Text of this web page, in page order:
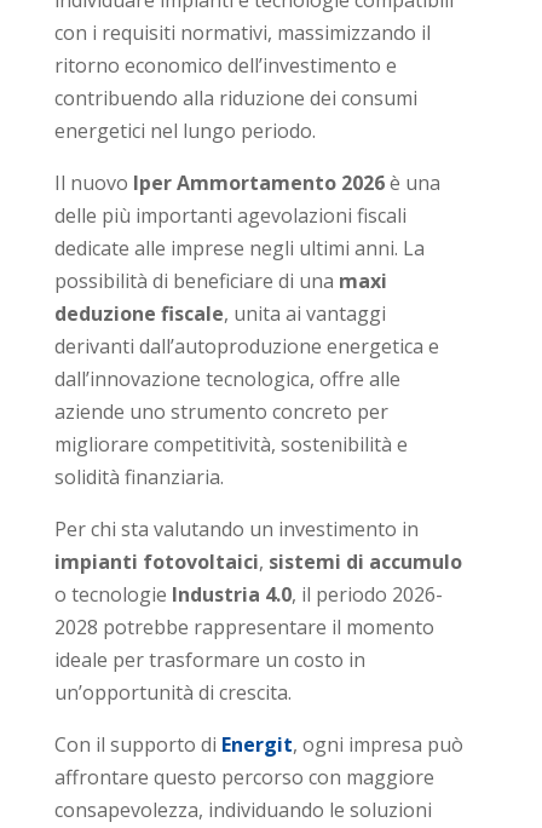
con i requisiti normativi, massimizzando il
ritorno economico dell’investimento e
contribuendo alla riduzione dei consumi
energetici nel lungo periodo.
Il nuovo Iper Ammortamento 2026è una
delle più importanti agevolazioni fiscali
dedicate alle imprese negli ultimi anni. La
possibilità di beneficiare di una maxi
deduzione fiscale, unita ai vantaggi
derivanti dall’autoproduzione energetica e
dall’innovazione tecnologica, offre alle
aziende uno strumento concreto per
migliorare competitività, sostenibilità e
solidità finanziaria.
Per chi sta valutando un investimento in
impianti fotovoltaici, sistemi di accumulo
o tecnologie Industria 4.0, il periodo 2026-
2028 potrebbe rappresentare il momento
ideale per trasformare un costo in
un’opportunità di crescita.
Con il supporto di Energit, ogni impresa può
affrontare questo percorso con maggiore
consapevolezza, individuando le soluzioni